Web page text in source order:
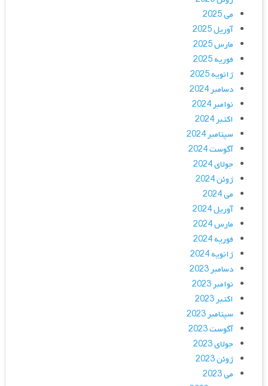
می 2025
آوریل 2025
مارس 2025
فوریه 2025
ژانویه 2025
دسامبر 2024
نوامبر 2024
اکتبر 2024
سپتامبر 2024
آگوست 2024
جولای 2024
ژوئن 2024
می 2024
آوریل 2024
مارس 2024
فوریه 2024
ژانویه 2024
دسامبر 2023
نوامبر 2023
اکتبر 2023
سپتامبر 2023
آگوست 2023
جولای 2023
ژوئن 2023
می 2023